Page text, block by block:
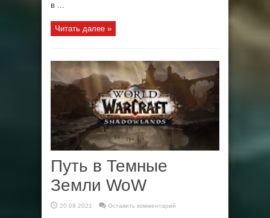
в ...
Читать далее »
Путь в Темные
Земли WoW
20.09.2021 Оставить комментарий